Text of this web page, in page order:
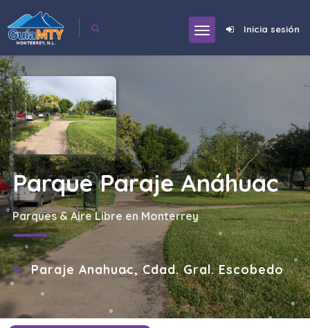
Inicia sesión
Parque Paraje Anáhuac
Parques & Aire Libre en Monterrey
Paraje Anahuac, Cdad. Gral. Escobedo